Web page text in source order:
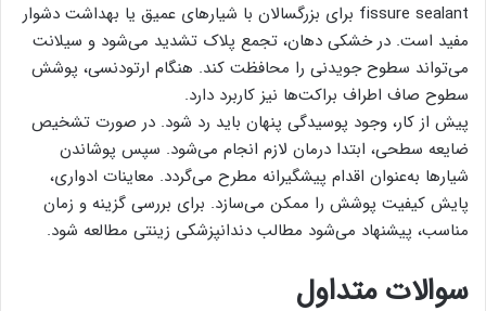
fissure sealant برای بزرگسالان با شیارهای عمیق یا بهداشت دشوار
مفید است. در خشکی دهان، تجمع پلاک تشدید می‌شود و سیلانت
می‌تواند سطوح جویدنی را محافظت کند. هنگام ارتودنسی، پوشش
سطوح صاف اطراف براکت‌ها نیز کاربرد دارد.
پیش از کار، وجود پوسیدگی پنهان باید رد شود. در صورت تشخیص
ضایعه سطحی، ابتدا درمان لازم انجام می‌شود. سپس پوشاندن
شیارها به‌عنوان اقدام پیشگیرانه مطرح می‌گردد. معاینات ادواری،
پایش کیفیت پوشش را ممکن می‌سازد. برای بررسی گزینه و زمان
مناسب، پیشنهاد می‌شود مطالب دندانپزشکی زینتی مطالعه شود.
سوالات متداول